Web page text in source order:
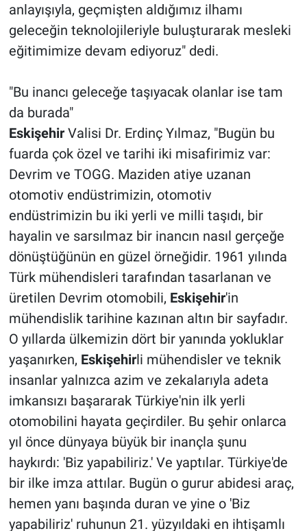
anlayışıyla, geçmişten aldığımız ilhamı
geleceğin teknolojileriyle buluşturarak mesleki
eğitimimize devam ediyoruz" dedi.
"Bu inancı geleceğe taşıyacak olanlar ise tam
da burada"
EskişehirValisi Dr. Erdinç Yılmaz, "Bugün bu
fuarda çok özel ve tarihi iki misafirimiz var:
Devrim ve TOGG. Maziden atiye uzanan
otomotiv endüstrimizin, otomotiv
endüstrimizin bu iki yerli ve milli taşıdı, bir
hayalin ve sarsılmaz bir inancın nasıl gerçeğe
dönüştüğünün en güzel örneğidir. 1961 yılında
Türk mühendisleri tarafından tasarlanan ve
üretilen Devrim otomobili, Eskişehir'in
mühendislik tarihine kazınan altın bir sayfadır.
O yıllarda ülkemizin dört bir yanında yokluklar
yaşanırken, Eskişehirli mühendisler ve teknik
insanlar yalnızca azim ve zekalarıyla adeta
imkansızı başararak Türkiye'nin ilk yerli
otomobilini hayata geçirdiler. Bu şehir onlarca
yıl önce dünyaya büyük bir inançla şunu
haykırdı: 'Biz yapabiliriz.' Ve yaptılar. Türkiye'de
bir ilke imza attılar. Bugün o gurur abidesi araç,
hemen yanı başında duran ve yine o 'Biz
yapabiliriz' ruhunun 21. yüzyıldaki en ihtişamlı